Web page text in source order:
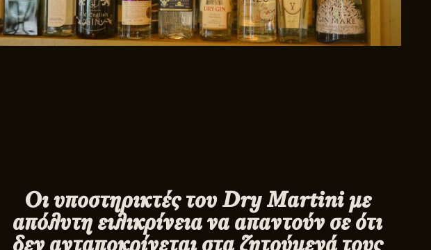
Οι υποστηρικτές του Dry Martiniμε
απόλυτη ειλικρίνεια να απαντούν σε ότι
δεν ανταποκρίνεται στα ζητούμενά τους